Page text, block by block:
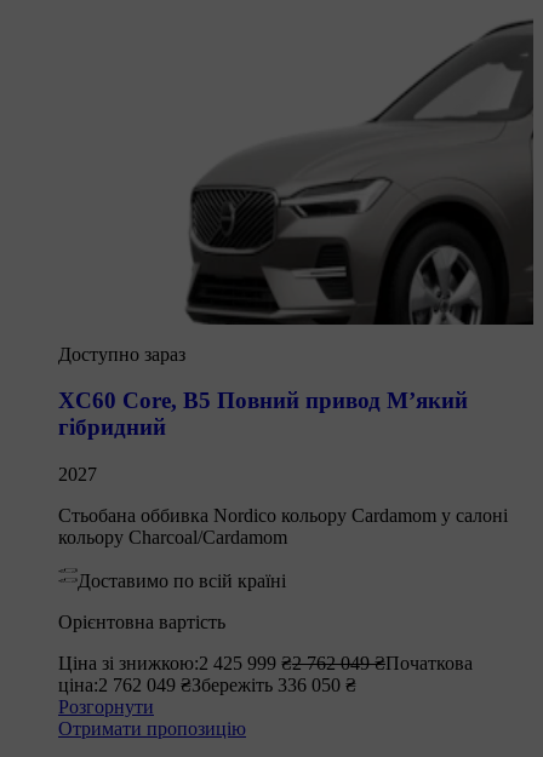
Доступно зараз
XC60 Core, B5 Повний привод М’який
гібридний
2027
Стьобана оббивка Nordico кольору Cardamom у салоні
кольору Charcoal/Cardamom
Доставимо по всій країні
Орієнтовна вартість
Ціна зі знижкою:2 425 999 ₴2 762 049 ₴Початкова
ціна:2 762 049 ₴Збережіть 336 050 ₴
Розгорнути
Отримати пропозицію